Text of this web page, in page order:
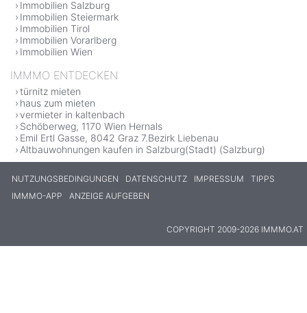
Immobilien Salzburg
Immobilien Steiermark
Immobilien Tirol
Immobilien Vorarlberg
Immobilien Wien
IMMMO ENTDECKEN
türnitz mieten
haus zum mieten
vermieter in kaltenbach
Schöberweg, 1170 Wien Hernals
Emil Ertl Gasse, 8042 Graz 7.Bezirk Liebenau
Altbauwohnungen kaufen in Salzburg(Stadt) (Salzburg)
NUTZUNGSBEDINGUNGEN DATENSCHUTZ IMPRESSUM
TIPPS
IMMMO-APP
ANZEIGE AUFGEBEN
COPYRIGHT 2009-2026 IMMMO.AT